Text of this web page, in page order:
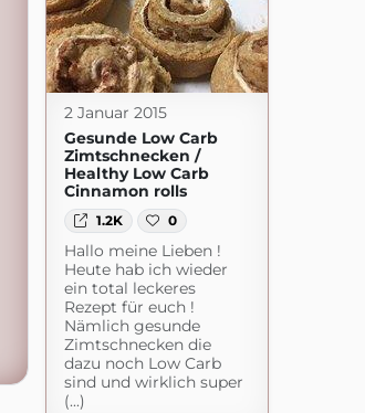
2 Januar 2015
Gesunde Low Carb
Zimtschnecken /
Healthy Low Carb
Cinnamon rolls
1.2K 0
Hallo meine Lieben !
Heute hab ich wieder
ein total leckeres
Rezept für euch !
Nämlich gesunde
Zimtschnecken die
dazu noch Low Carb
sind und wirklich super
(...)